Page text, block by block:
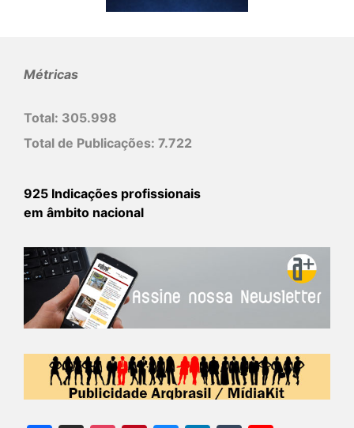
Métricas
Total: 305.998
Total de Publicações: 7.722
925 Indicações profissionais
em âmbito nacional